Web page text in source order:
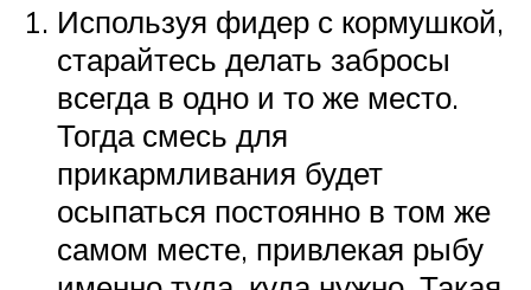
Используя фидер с кормушкой,
старайтесь делать забросы
всегда в одно и то же место.
Тогда смесь для
прикармливания будет
осыпаться постоянно в том же
самом месте, привлекая рыбу